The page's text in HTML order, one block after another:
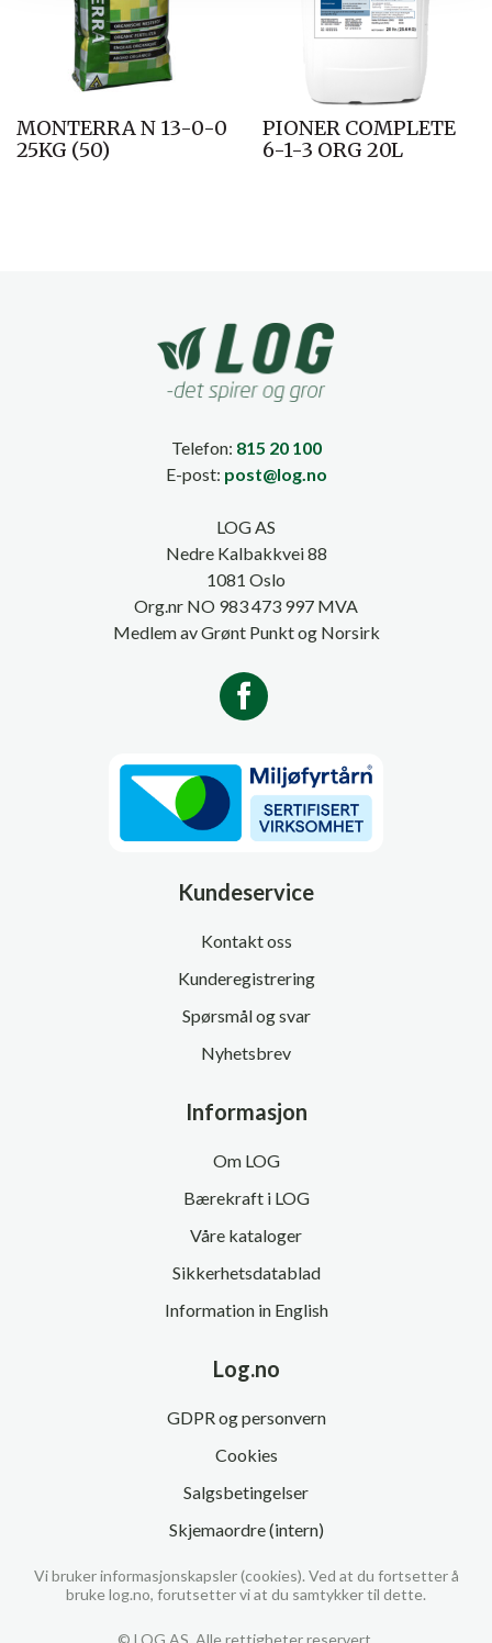
MONTERRA N 13-0-0
25KG (50)
PIONER COMPLETE
6-1-3 ORG 20L
Telefon: 815 20 100
E-post: post@log.no
LOG AS
Nedre Kalbakkvei 88
1081 Oslo
Org.nr NO 983 473 997 MVA
Medlem av Grønt Punkt og Norsirk
Kundeservice
Kontakt oss
Kunderegistrering
Spørsmål og svar
Nyhetsbrev
Informasjon
Om LOG
Bærekraft i LOG
Våre kataloger
Sikkerhetsdatablad
Information in English
Log.no
GDPR og personvern
Cookies
Salgsbetingelser
Skjemaordre (intern)
Vi bruker informasjonskapsler (cookies). Ved at du fortsetter å
bruke log.no, forutsetter vi at du samtykker til dette.